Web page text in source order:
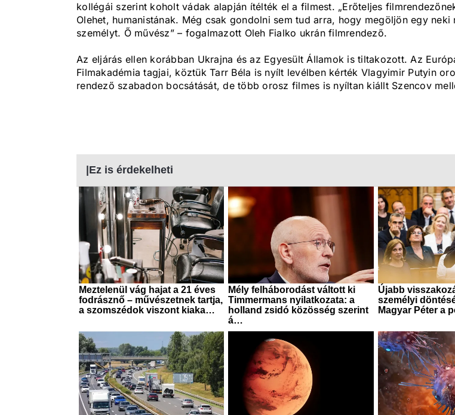
kollégái szerint koholt vádak alapján ítélték el a filmest. „Erőteljes
Olehet, humanistának. Még csak gondolni sem tud arra, hogy megöljön egy neki
személyt. Ő művész” – fogalmazott Oleh Fialko ukrán filmrendező.
Az eljárás ellen korábban Ukrajna és az Egyesült Államok is tiltakozott. Az
Filmakadémia tagjai, köztük Tarr Béla is nyílt levélben kérték Vlagyimir Putyin
rendező szabadon bocsátását, de több orosz filmes is nyíltan kiállt Szencov